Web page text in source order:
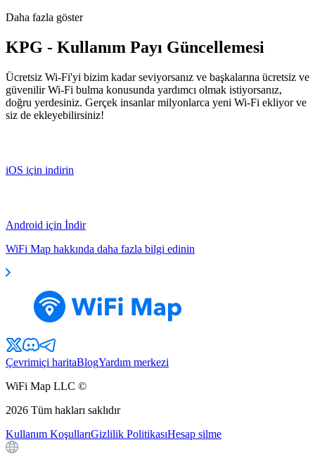
Daha fazla göster
KPG - Kullanım Payı Güncellemesi
Ücretsiz Wi-Fi'yi bizim kadar seviyorsanız ve başkalarına ücretsiz ve
güvenilir Wi-Fi bulma konusunda yardımcı olmak istiyorsanız,
doğru yerdesiniz. Gerçek insanlar milyonlarca yeni Wi-Fi ekliyor ve
siz de ekleyebilirsiniz!
iOS için indirin
Android için İndir
WiFi Map hakkında daha fazla bilgi edinin
Çevrimiçi haritaBlogYardım merkezi
WiFi Map LLC ©
2026 Tüm hakları saklıdır
Kullanım KoşullarıGizlilik PolitikasıHesap silme